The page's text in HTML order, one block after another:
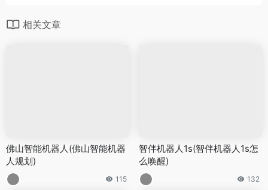
相关文章
佛山智能机器人(佛山智能机器
人规划)
115
智伴机器人1s(智伴机器人1s怎
么唤醒)
132